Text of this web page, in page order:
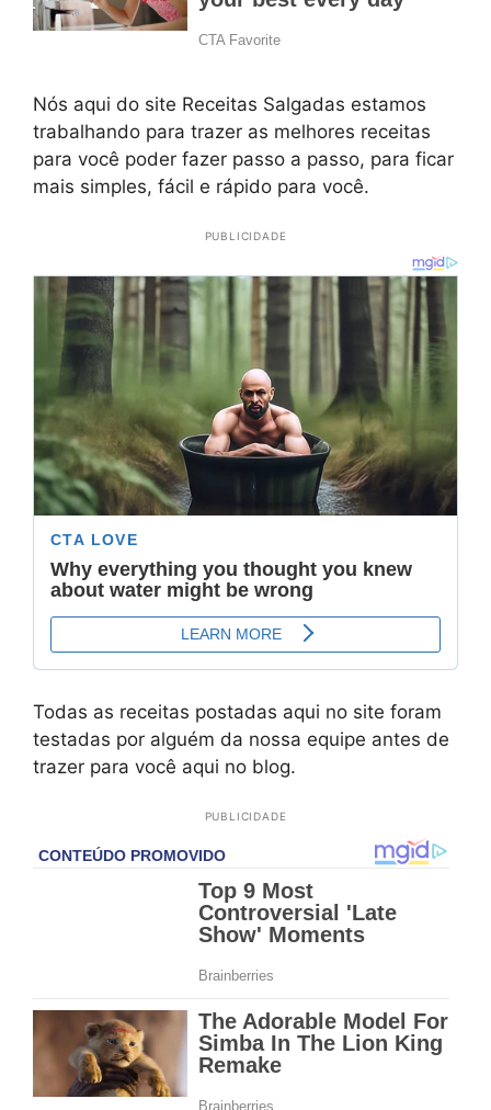
Nós aqui do site Receitas Salgadas estamos
trabalhando para trazer as melhores receitas
para você poder fazer passo a passo, para ficar
mais simples, fácil e rápido para você.
PUBLICIDADE
Todas as receitas postadas aqui no site foram
testadas por alguém da nossa equipe antes de
trazer para você aqui no blog.
PUBLICIDADE